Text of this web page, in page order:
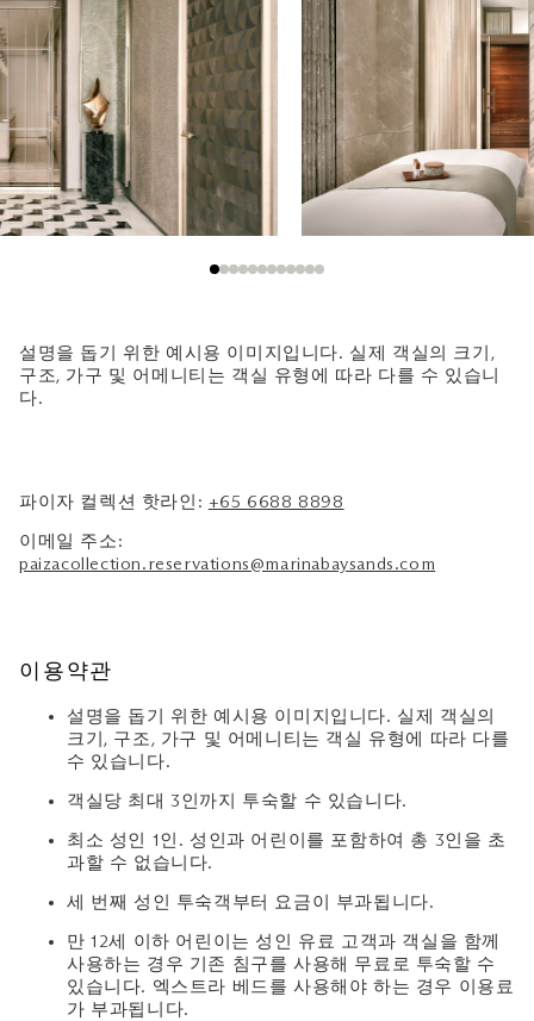
설명을 돕기 위한 예시용 이미지입니다. 실제 객실의 크기,
구조, 가구 및 어메니티는 객실 유형에 따라 다를 수 있습니
다.
파이자 컬렉션 핫라인: +65 6688 8898
이메일 주소:
paizacollection.reservations@marinabaysands.com
이용약관
설명을 돕기 위한 예시용 이미지입니다. 실제 객실의
크기, 구조, 가구 및 어메니티는 객실 유형에 따라 다를
수 있습니다.
객실당 최대 3인까지 투숙할 수 있습니다.
최소 성인 1인. 성인과 어린이를 포함하여 총 3인을 초
과할 수 없습니다.
세 번째 성인 투숙객부터 요금이 부과됩니다.
만 12세 이하 어린이는 성인 유료 고객과 객실을 함께
사용하는 경우 기존 침구를 사용해 무료로 투숙할 수
있습니다. 엑스트라 베드를 사용해야 하는 경우 이용료
가 부과됩니다.